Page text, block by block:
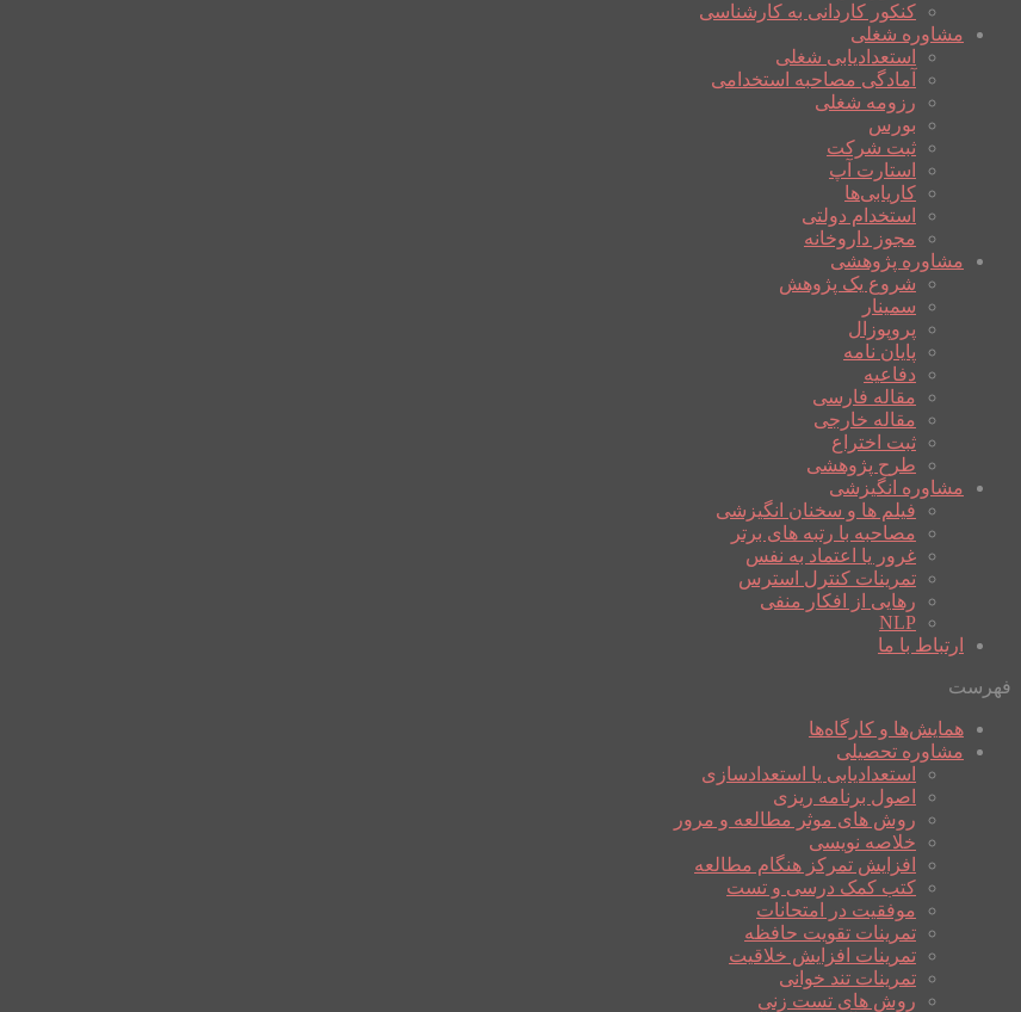
کنکور کاردانی به کارشناسی
مشاوره شغلی
استعدادیابی شغلی
آمادگی مصاحبه استخدامی
رزومه شغلی
بورس
ثبت شرکت
استارت آپ
کاریابی‌ها
استخدام دولتی
مجوز داروخانه
مشاوره پژوهشی
شروع یک پژوهش
سمینار
پروپوزال
پایان نامه
دفاعیه
مقاله فارسی
مقاله خارجی
ثبت اختراع
طرح پژوهشی
مشاوره انگیزشی
فیلم ها و سخنان انگیزشی
مصاحبه با رتبه های برتر
غرور یا اعتماد به نفس
تمرینات کنترل استرس
رهایی از افکار منفی
NLP
ارتباط با ما
فهرست
همایش‌ها و کارگاه‌ها
مشاوره تحصیلی
استعدادیابی یا استعدادسازی
اصول برنامه ریزی
روش های موثر مطالعه و مرور
خلاصه نویسی
افزایش تمرکز هنگام مطالعه
کتب کمک درسی و تست
موفقیت در امتحانات
تمرینات تقویت حافظه
تمرینات افزایش خلاقیت
تمرینات تند خوانی
روش های تست زنی